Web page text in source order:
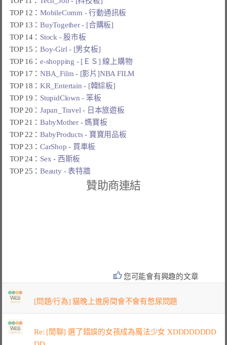
TOP 12：MobileComm - 行動通訊板
TOP 13：BuyTogether - [合購板]
TOP 14： Stock - 股市板
TOP 15：Boy-Girl - [男女板]
TOP 16：e-shopping - [ＥＳ] 線上購物
TOP 17：NBA_Film - [影片]NBA FILM
TOP 18：KR_Entertain - [韓綜板]
TOP 19： StupidClown - 笨板
TOP 20：Japan_Travel - 日本旅遊板
TOP 21：BabyMother - 媽寶板
TOP 22：BabyProducts - 寶寶用品板
TOP 23：CarShop - 買車板
TOP 24： Sex - 西斯板
TOP 25：Beauty - 表特牆
贊助商連結
您可能會有興趣的文章
[問題/行為] 貓晚上進房間會不會有憋尿問題
Re: [閒聊] 選了錯誤的女孩成為魔法少女 XDDDDDDDD